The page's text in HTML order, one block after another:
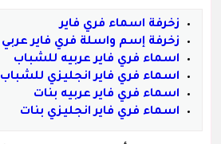
زخرفة اسماء فري فاير
زخرفة إسم واسلة فري فاير عربي
اسماء فري فاير عربيه للشباب
اسماء فري فاير انجليزي للشباب
اسماء فري فاير عربيه بنات
اسماء فري فاير انجليزي بنات